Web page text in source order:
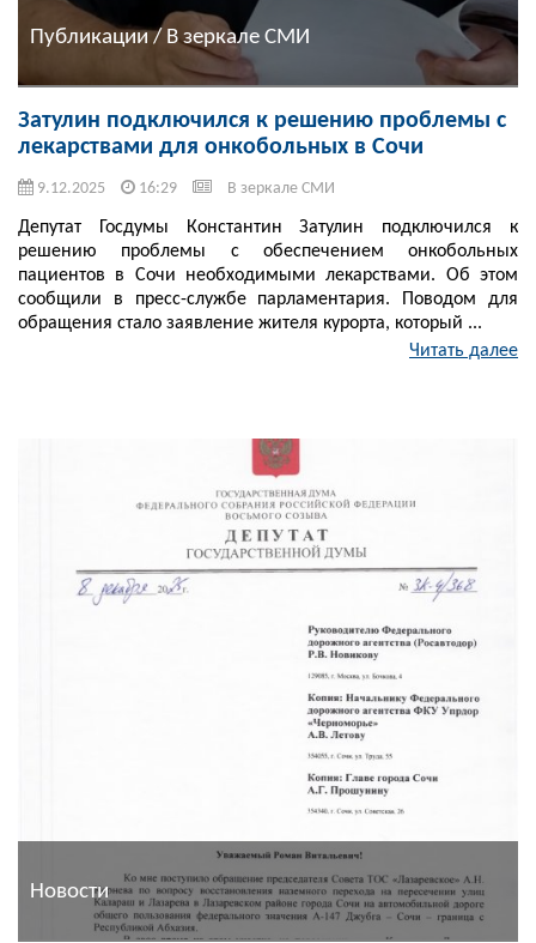
Публикации / В зеркале СМИ
Затулин подключился к решению проблемы с
лекарствами для онкобольных в Сочи
9.12.2025 16:29 В зеркале СМИ
Депутат Госдумы Константин Затулин подключился к
решению проблемы с обеспечением онкобольных
пациентов в Сочи необходимыми лекарствами. Об этом
сообщили в пресс-службе парламентария. Поводом для
обращения стало заявление жителя курорта, который ...
Читать далее
Новости